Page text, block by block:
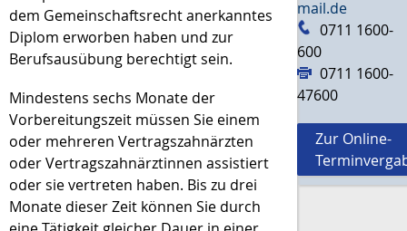
dem Gemeinschaftsrecht anerkanntes
Diplom erworben haben und zur
Berufsausübung berechtigt sein.
Mindestens sechs Monate der
Vorbereitungszeit müssen Sie einem
oder mehreren Vertragszahnärzten
oder Vertragszahnärztinnen assistiert
oder sie vertreten haben. Bis zu drei
Monate dieser Zeit können Sie durch
mail.de
0711 1600-
600
0711 1600-
47600
Zur Online-